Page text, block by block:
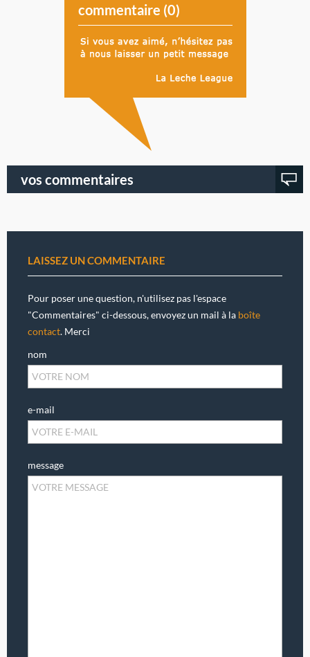
commentaire (0)
vos commentaires
LAISSEZ UN COMMENTAIRE
Pour poser une question, n'utilisez pas l'espace
"Commentaires" ci-dessous, envoyez un mail à la boîte
contact. Merci
nom
e-mail
message